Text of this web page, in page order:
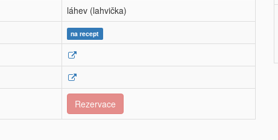
láhev (lahvička)
na recept
Rezervace